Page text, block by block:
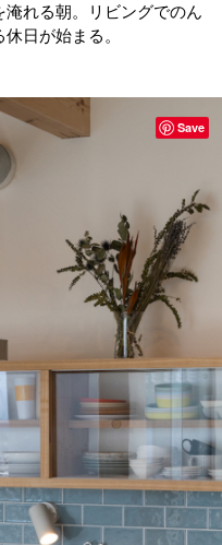
れる朝。リビングでのん
日が始まる。
Save